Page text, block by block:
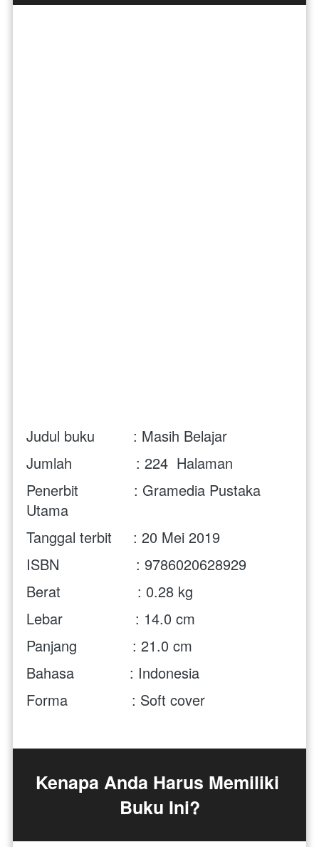
Judul buku         : Masih Belajar
Jumlah               : 224 Halaman
Penerbit             : Gramedia Pustaka
Utama
Tanggal terbit     : 20 Mei 2019
ISBN                  : 9786020628929
Berat                  : 0.28 kg
Lebar                 : 14.0 cm
Panjang             : 21.0 cm
Bahasa             : Indonesia
Forma               : Soft cover
Kenapa Anda Harus Memiliki
Buku Ini?